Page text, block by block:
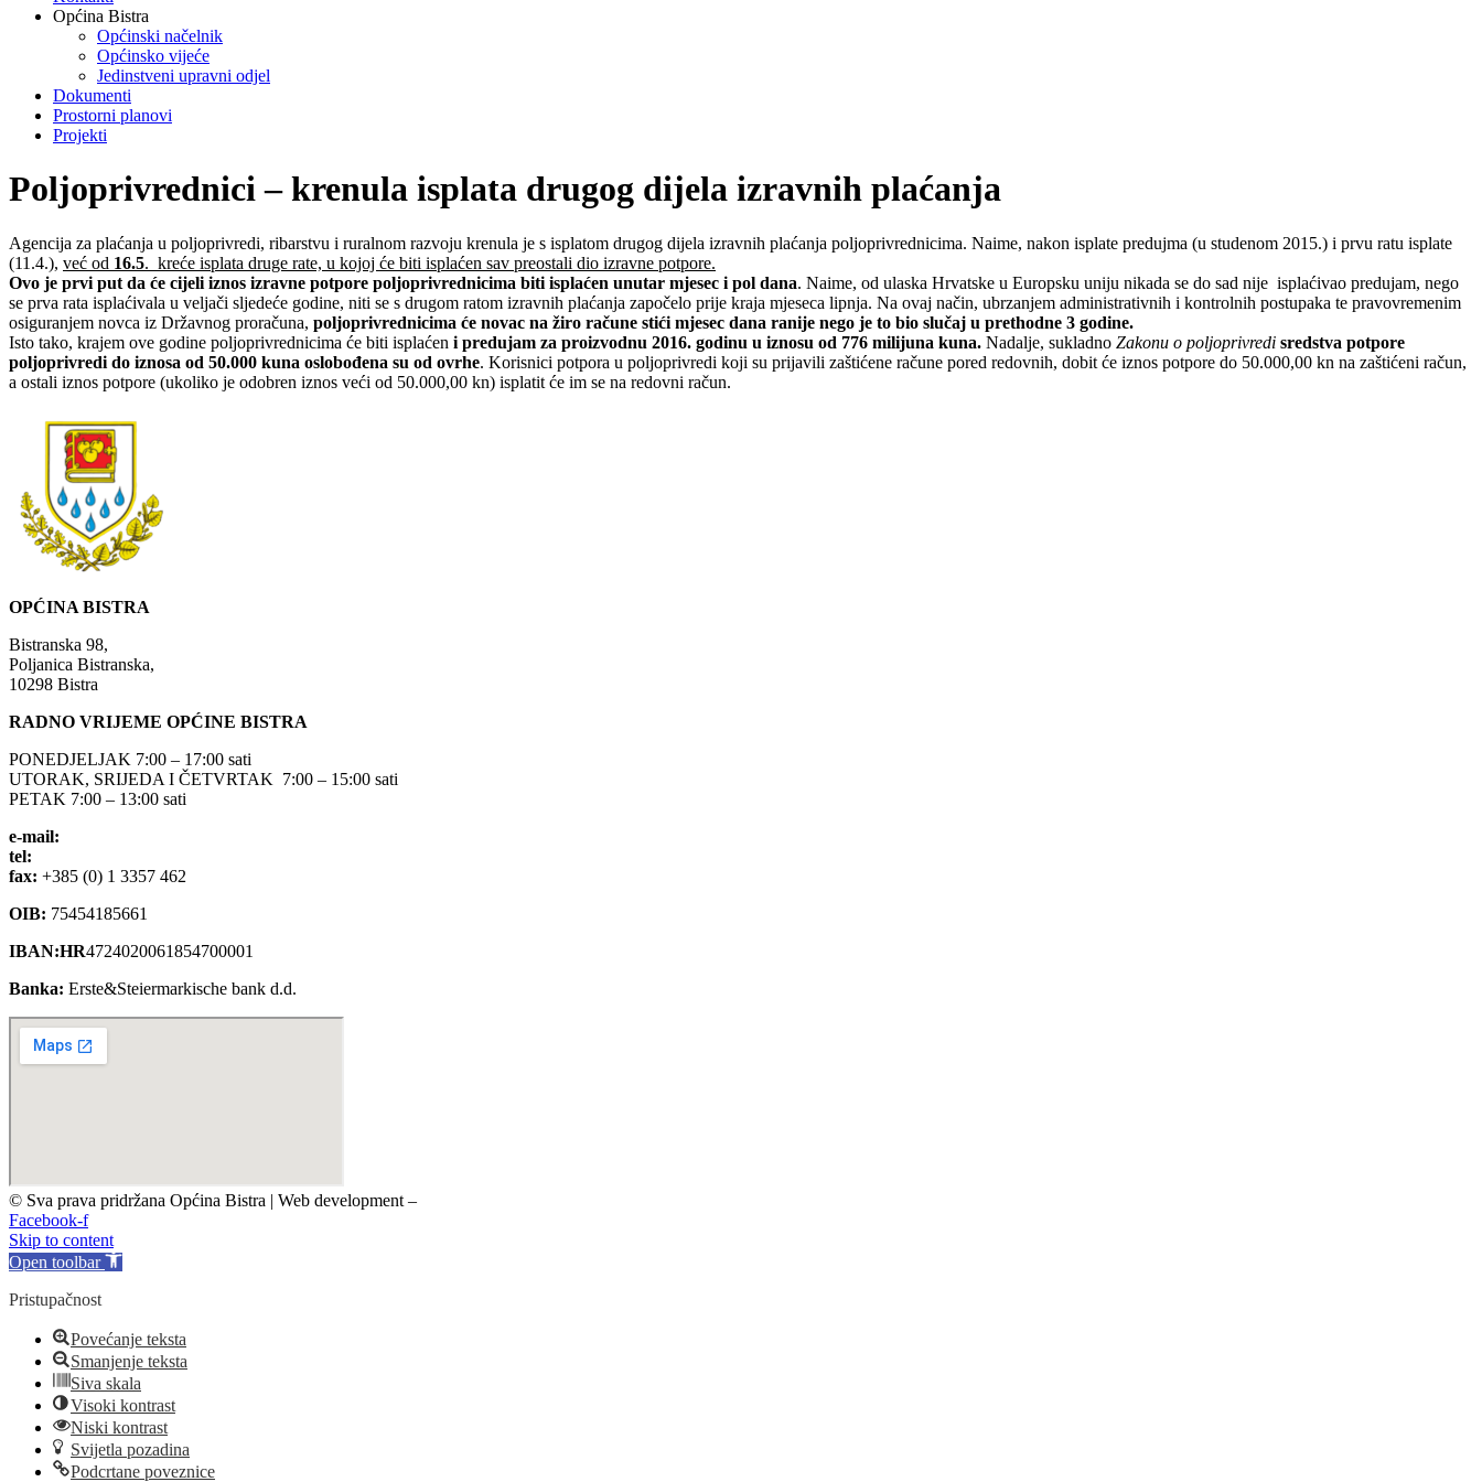
Općina Bistra
Općinski načelnik
Općinsko vijeće
Jedinstveni upravni odjel
Dokumenti
Prostorni planovi
Projekti
Poljoprivrednici – krenula isplata drugog dijela izravnih plaćanja
Agencija za plaćanja u poljoprivredi, ribarstvu i ruralnom razvoju krenula je s isplatom drugog dijela izravnih plaćanja poljoprivrednicima. Naime, nakon isplate predujma (u studenom 2015.) i prvu ratu isplate
(11.4.), već od 16.5. kreće isplata druge rate, u kojoj će biti isplaćen sav preostali dio izravne potpore.
Ovo je prvi put da će cijeli iznos izravne potpore poljoprivrednicima biti isplaćen unutar mjesec i pol dana. Naime, od ulaska Hrvatske u Europsku uniju nikada se do sad nije isplaćivao predujam, nego
se prva rata isplaćivala u veljači sljedeće godine, niti se s drugom ratom izravnih plaćanja započelo prije kraja mjeseca lipnja. Na ovaj način, ubrzanjem administrativnih i kontrolnih postupaka te pravovremenim
osiguranjem novca iz Državnog proračuna, poljoprivrednicima će novac na žiro račune stići mjesec dana ranije nego je to bio slučaj u prethodne 3 godine.
Isto tako, krajem ove godine poljoprivrednicima će biti isplaćen i predujam za proizvodnu 2016. godinu u iznosu od 776 milijuna kuna. Nadalje, sukladno Zakonu o poljoprivredi sredstva potpore
poljoprivredi do iznosa od 50.000 kuna oslobođena su od ovrhe. Korisnici potpora u poljoprivredi koji su prijavili zaštićene račune pored redovnih, dobit će iznos potpore do 50.000,00 kn na zaštićeni račun,
a ostali iznos potpore (ukoliko je odobren iznos veći od 50.000,00 kn) isplatit će im se na redovni račun.
OPĆINA BISTRA
Bistranska 98,
Poljanica Bistranska,
10298 Bistra
RADNO VRIJEME OPĆINE BISTRA
PONEDJELJAK 7:00 – 17:00 sati
UTORAK, SRIJEDA I ČETVRTAK 7:00 – 15:00 sati
PETAK 7:00 – 13:00 sati
e-mail:
tel:
fax: +385 (0) 1 3357 462
OIB: 75454185661
IBAN:HR4724020061854700001
Banka: Erste&Steiermarkische bank d.d.
© Sva prava pridržana Općina Bistra | Web development –
Facebook-f
Skip to content
Open toolbar
Pristupačnost
Povećanje teksta
Smanjenje teksta
Siva skala
Visoki kontrast
Niski kontrast
Svijetla pozadina
Podcrtane poveznice